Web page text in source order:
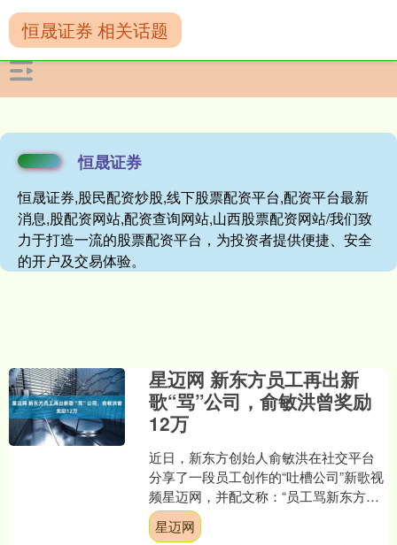
恒晟证券
恒晟证券,股民配资炒股,线下股票配资平台,配资平台最新
消息,股配资网站,配资查询网站,山西股票配资网站/我们致
力于打造一流的股票配资平台，为投资者提供便捷、安全
的开户及交易体验。
恒晟证券 相关话题
星迈网 新东方员工再出新
歌“骂”公司，俞敏洪曾奖励
12万
近日，新东方创始人俞敏洪在社交平台
分享了一段员工创作的“吐槽公司”新歌视
频星迈网，并配文称：“员工骂新东方的
歌，最后没有忘记救命，哈哈。” 根据视
频，这首歌吐槽....
星迈网